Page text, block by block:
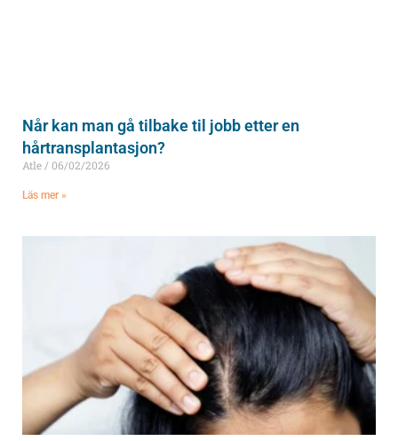
Når kan man gå tilbake til jobb etter en
hårtransplantasjon?
Atle 06/02/2026
Läs mer »